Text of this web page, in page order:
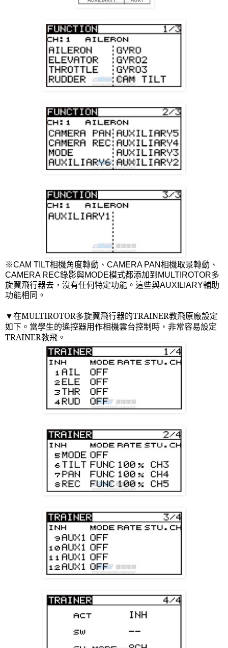
※CAM TILT相機角度轉動、 CAMERA PAN相機取景轉動、
CAMERA REC錄影與MODE模式都添加到 MULTIROTOR多
旋翼飛行器去，沒有任何特定功能。這些與AUXILIARY輔助
功能相同。
▼在MULTIROTOR多旋翼飛行器的TRAINER教飛原廠設定
如下。當學生的遙控器用作相機雲台控制時，非常容易設定
TRAINER教飛。